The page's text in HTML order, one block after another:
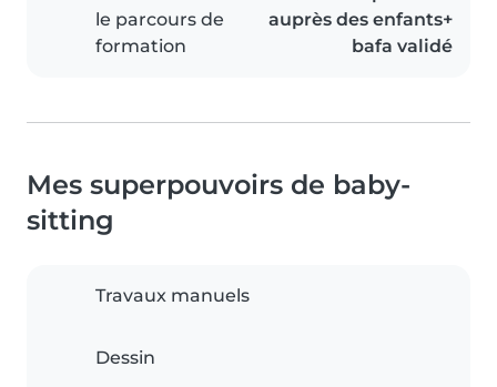
le parcours de
formation
auprès des enfants+
bafa validé
Mes superpouvoirs de baby-
sitting
Travaux manuels
Dessin